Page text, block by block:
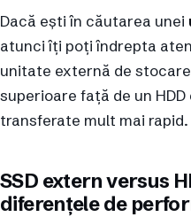
Dacă ești în căutarea unei
atunci îți poți îndrepta
unitate externă de
superioare față de un
transferate mult mai rapid.
SSD extern versus
diferențele de